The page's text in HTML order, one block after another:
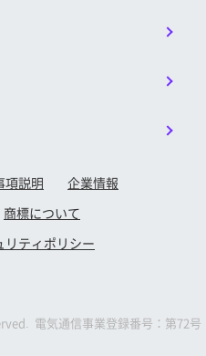
項説明
企業情報
商標について
リティポリシー
電気通信事業登録番号：第72号